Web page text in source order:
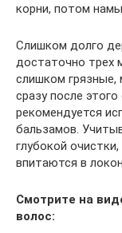
корни, потом
Слишком долго
достаточно трех
слишком грязные,
сразу после
рекомендуется
бальзамов.
глубокой
впитаются в
Смотрите на
волос: